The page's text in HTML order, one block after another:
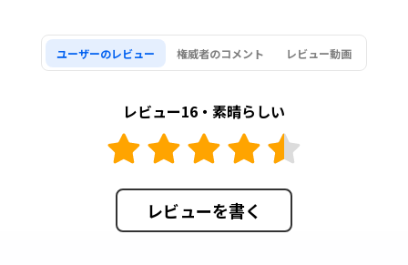
ユーザーのレビュー 権威者のコメント レビュー動画
レビュー16・素晴らしい
レビューを書く